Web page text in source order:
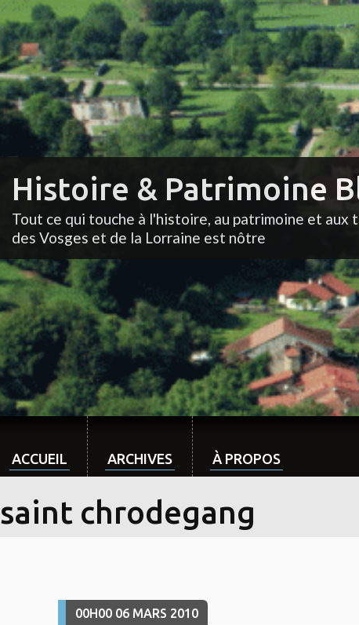
Histoire & Patrimoine
Tout ce qui touche à l'histoire, au patrimoine et
des Vosges et de la Lorraine est nôtre
ACCUEIL ARCHIVES À PROPOS
saint chrodegang
00H00 06 MARS 2010